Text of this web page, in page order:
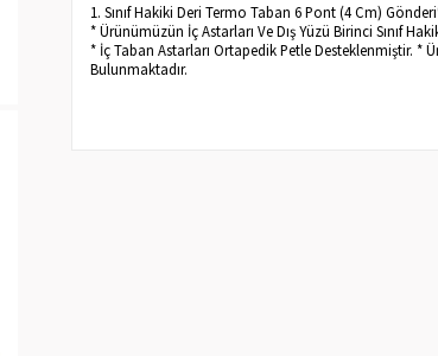
1. Sınıf Hakiki Deri Termo Taban 6 Pont (4 Cm)
* Ürünümüzün İç Astarları Ve Dış Yüzü Birinci Sınıf
* İç Taban Astarları Ortapedik Petle Desteklenmiştir. *
Bulunmaktadır.